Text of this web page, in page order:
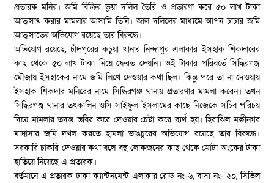
প্রতারক মনির। জমি বিক্রির ভুয়া দলিল তৈরি ও প্রতারণা করে ৫০ লাখ টাকা
আত্মসাৎ করার মামলার আসামি তিনি। জাল দলিলের মাধ্যমে আপন চাচার জমি
আত্মসাতের অভিযোগ রয়েছে তার বিরুদ্ধে।
অভিযোগ রয়েছে, চাঁদপুরের কচুয়া থানার নিন্দাপুর এলাকার ইসহাক শিকদারের
কাছ থেকে ৫০ লাখ টাকা নিয়ে ফেরত দেয়নি। ওই টাকার পরিবর্তে সিদ্ধিরগঞ্জ
মৌজায় ইসহাকের নামে জমি লিখে দেওয়ার কথা ছিল। কিন্তু পরে তা না দেওয়ায়
ইসহাক শিকদার মনিরের নামে সিদ্ধিরগঞ্জ থানায় প্রতারণার মামলা করেন। তখন
সিদ্ধিরগঞ্জ থানার তৎকালিন ওসি সাইফুল ইসলামের কাছে নিজেকে সচিব পরিচয়
দিয়ে মামলার তদন্ত স্তবির করে দেওয়ার চেষ্টা করে ব্যর্থ হয়। হিরাঝিল মক্কীনগর
মাদ্রাসার জমি দখল করতে হামলা ভাঙচুরের অভিযোগ রয়েছে তার বিরুদ্ধে।
সরকারি চাকরি দেওয়ার কথা বলে বহু লোকজনের কাছ থেকে মোটা অংকের টাকা
হাতিয়ে নিয়েছে এ প্রতারক।
বর্তমানে এ প্রতারক ঢাকা ক্যান্টনমেন্ট এলাকার রোড নং-৬, বাসা নং- ২০, সিভিল